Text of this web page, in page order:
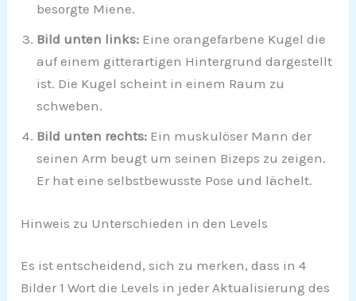
besorgte Miene.
Bild unten links: Eine orangefarbene Kugel die
auf einem gitterartigen Hintergrund dargestellt
ist. Die Kugel scheint in einem Raum zu
schweben.
Bild unten rechts: Ein muskulöser Mann der
seinen Arm beugt um seinen Bizeps zu zeigen.
Er hat eine selbstbewusste Pose und lächelt.
Hinweis zu Unterschieden in den Levels
Es ist entscheidend, sich zu merken, dass in 4
Bilder 1 Wort die Levels in jeder Aktualisierung des